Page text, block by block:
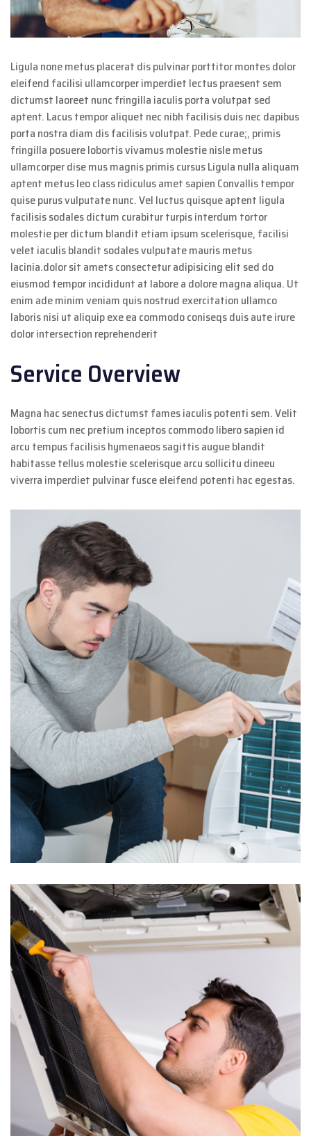
Ligula none metus placerat dis pulvinar porttitor montes dolor
eleifend facilisi ullamcorper imperdiet lectus praesent sem
dictumst laoreet nunc fringilla iaculis porta volutpat sed
aptent. Lacus tempor aliquet nec nibh facilisis duis nec dapibus
porta nostra diam dis facilisis volutpat. Pede curae;, primis
fringilla posuere lobortis vivamus molestie nisle metus
ullamcorper dise mus magnis primis cursus Ligula nulla aliquam
aptent metus leo class ridiculus amet sapien Convallis tempor
quise purus vulputate nunc. Vel luctus quisque aptent ligula
facilisis sodales dictum curabitur turpis interdum tortor
molestie per dictum blandit etiam ipsum scelerisque, facilisi
velet iaculis blandit sodales vulputate mauris metus
lacinia.dolor sit amets consectetur adipisicing elit sed do
eiusmod tempor incididunt at labore a dolore magna aliqua. Ut
enim ade minim veniam quis nostrud exercitation ullamco
laboris nisi ut aliquip exe ea commodo coniseqs duis aute irure
dolor intersection reprehenderit
Service Overview
Magna hac senectus dictumst fames iaculis potenti sem. Velit
lobortis cum nec pretium inceptos commodo libero sapien id
arcu tempus facilisis hymenaeos sagittis augue blandit
habitasse tellus molestie scelerisque arcu sollicitu dineeu
viverra imperdiet pulvinar fusce eleifend potenti hac egestas.